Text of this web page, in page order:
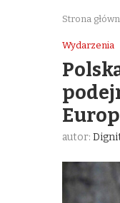
Strona
Wydarzenia
autor: